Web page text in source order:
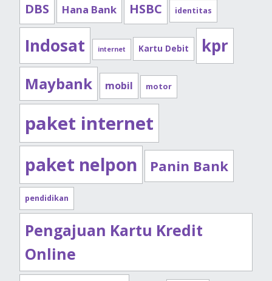
DBS Hana Bank HSBC identitas
Indosat internet Kartu Debit kpr
Maybank mobil motor
paket internet
paket nelpon Panin Bank
pendidikan
Pengajuan Kartu Kredit
Online